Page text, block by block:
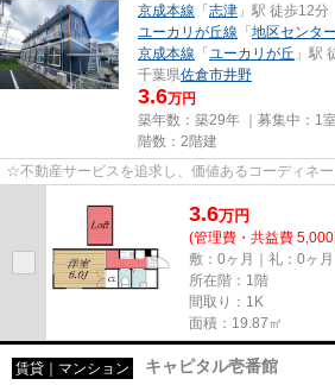
京成本線 「志津 」駅 徒歩12分
ユーカリが丘線 「地区センター
京成本線 「 ユーカリが丘 」駅
千葉県佐倉市井野
3.6万円
築年数：築29年 ｜募集中： 1室
階数：2階建
☆不動産サービスを追求し、価値あるコーディネ
3.6万円
(管理費・共益費
敷：0ヶ月｜礼：0ヶ月
所在階：1階
間取り：1K
面積：19.87㎡
賃貸｜マンション キャピタル壱番館